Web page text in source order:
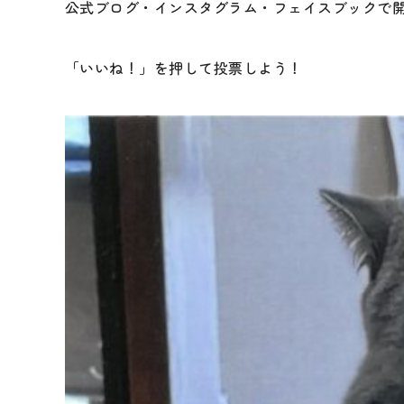
公式ブログ・インスタグラム・フェイスブックで
「いいね！」を押して投票しよう！